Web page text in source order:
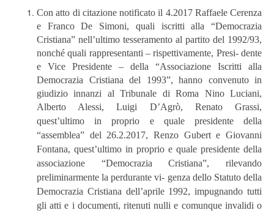
Con atto di citazione notificato il 4.2017 Raffaele Cerenza
e Franco De Simoni, quali iscritti alla “Democrazia
Cristiana” nell’ultimo tesseramento al partito del 1992/93,
nonché quali rappresentanti – rispettivamente, Presi- dente
e Vice Presidente – della “Associazione Iscritti alla
Democrazia Cristiana del 1993”, hanno convenuto in
giudizio innanzi al Tribunale di Roma Nino Luciani,
Alberto Alessi, Luigi D’Agrò, Renato Grassi,
quest’ultimo inproprio e quale presidente della
“assemblea” del 26.2.2017, Renzo Gubert e Giovanni
Fontana, quest’ultimo in proprio e quale presidente della
associazione “Democrazia Cristiana”, rilevando
preliminarmente la perdurante vi- genza dello Statuto della
Democrazia Cristiana dell’aprile 1992, impugnando tutti
gli atti e i documenti, ritenuti nulli e comunque invalidi o